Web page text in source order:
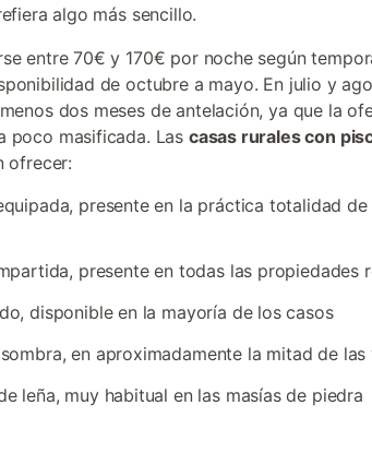
algo más sencillo.
entre 70€ y 170€ por noche según
de octubre a mayo. En julio y
dos meses de antelación, ya que la
poco masificada. Las casas rurales con
ofrecer:
presente en la práctica totalidad de
presente en todas las propiedades
disponible en la mayoría de los casos
en aproximadamente la mitad de las
leña, muy habitual en las masías de piedra